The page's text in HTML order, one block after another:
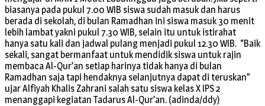
biasanya pada pukul 7.00 WIB siswa sudah masuk dan harus
berada di sekolah, di bulan Ramadhan ini siswa masuk 30 menit
lebih lambat yakni pukul 7.30 WIB, selain itu untuk istirahat
hanya satu kali dan jadwal pulang menjadi pukul 12.30 WIB. “Baik
sekali, sangat bermanfaat untuk mendidik siswa untuk rajin
membaca Al-Qur’an setiap harinya tidak hanya di bulan
Ramadhan saja tapi hendaknya selanjutnya dapat di teruskan”
ujar Alfiyah Khalis Zahrani salah satu siswa kelas X IPS 2
menanggapi kegiatan Tadarus Al-Qur’an. (adinda/ddy)